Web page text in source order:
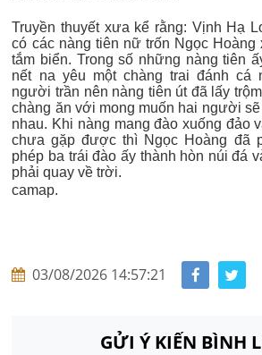
Truyền thuyết xưa kể rằng: Vịnh Hạ
có các nàng tiên nữ trốn Ngọc Hoàng
tắm biển. Trong số những nàng tiên
nết na yêu một chàng trai đánh cá
người trần nên nàng tiên út đã lấy
chàng ăn với mong muốn hai người
nhau. Khi nàng mang đào xuống đảo
chưa gặp được thì Ngọc Hoàng đã
phép ba trái đào ấy thành hòn núi đá
phải quay về trời.
camap.
03/08/2026 14:57:21
GỬI Ý KIẾN BÌNH